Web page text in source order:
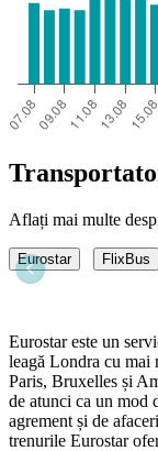
Aflați mai multe
Eurostar FlixBus
Eurostar este un
leagă Londra cu mai
Paris, Bruxelles și
de atunci ca un mod
agrement și de
trenurile Eurostar